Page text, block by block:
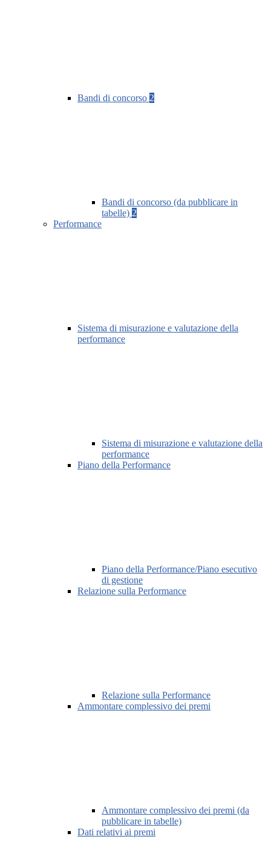
Bandi di concorso 2
Bandi di concorso (da pubblicare in
tabelle) 2
Performance
Sistema di misurazione e valutazione della
performance
Sistema di misurazione e valutazione della
performance
Piano della Performance
Piano della Performance/Piano esecutivo
di gestione
Relazione sulla Performance
Relazione sulla Performance
Ammontare complessivo dei premi
Ammontare complessivo dei premi (da
pubblicare in tabelle)
Dati relativi ai premi